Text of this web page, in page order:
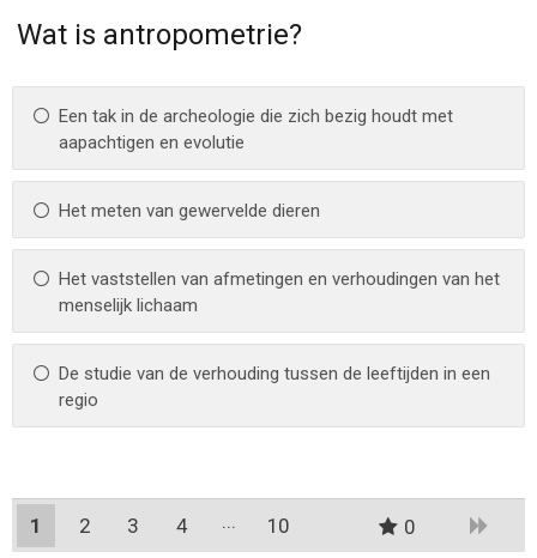
Wat is antropometrie?
Een tak in de archeologie die zich bezig houdt met
aapachtigen en evolutie
Het meten van gewervelde dieren
Het vaststellen van afmetingen en verhoudingen van het
menselijk lichaam
De studie van de verhouding tussen de leeftijden in een
regio
1 2 3
4
10 0